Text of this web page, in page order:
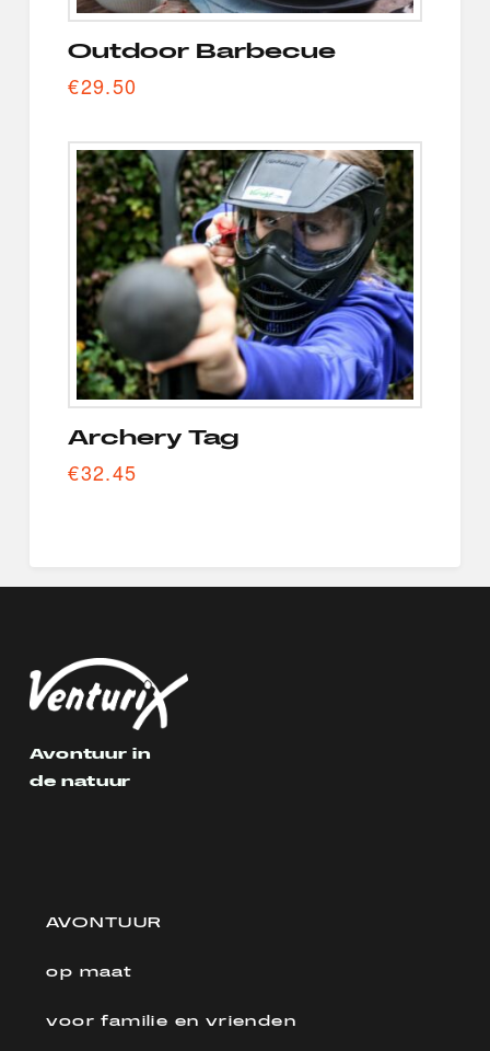
Outdoor Barbecue
€29.50
Archery Tag
€32.45
Avontuur in
de natuur
AVONTUUR
op maat
voor familie en vrienden